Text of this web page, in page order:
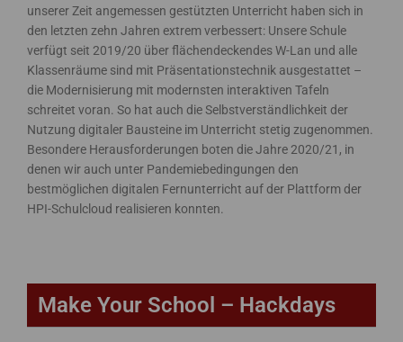
unserer Zeit angemessen gestützten Unterricht haben sich in
den letzten zehn Jahren extrem verbessert: Unsere Schule
verfügt seit 2019/20 über flächendeckendes W-Lan und alle
Klassenräume sind mit Präsentationstechnik ausgestattet –
die Modernisierung mit modernsten interaktiven Tafeln
schreitet voran. So hat auch die Selbstverständlichkeit der
Nutzung digitaler Bausteine im Unterricht stetig zugenommen.
Besondere Herausforderungen boten die Jahre 2020/21, in
denen wir auch unter Pandemiebedingungen den
bestmöglichen digitalen Fernunterricht auf der Plattform der
HPI-Schulcloud realisieren konnten.
Make Your School – Hackdays